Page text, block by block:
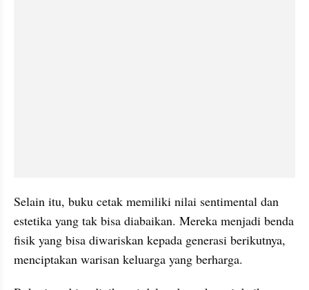
Selain itu, buku cetak memiliki nilai sentimental dan
estetika yang tak bisa diabaikan. Mereka menjadi benda
fisik yang bisa diwariskan kepada generasi berikutnya,
menciptakan warisan keluarga yang berharga.